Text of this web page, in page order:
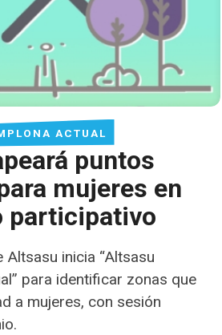
ACTUAL
puntos
mujeres en
participativo
Altsasu inicia “Altsasu
para identificar zonas que
a mujeres, con sesión